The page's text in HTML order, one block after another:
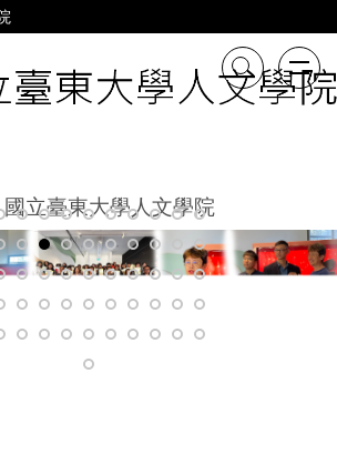
國立臺東大學人文學院